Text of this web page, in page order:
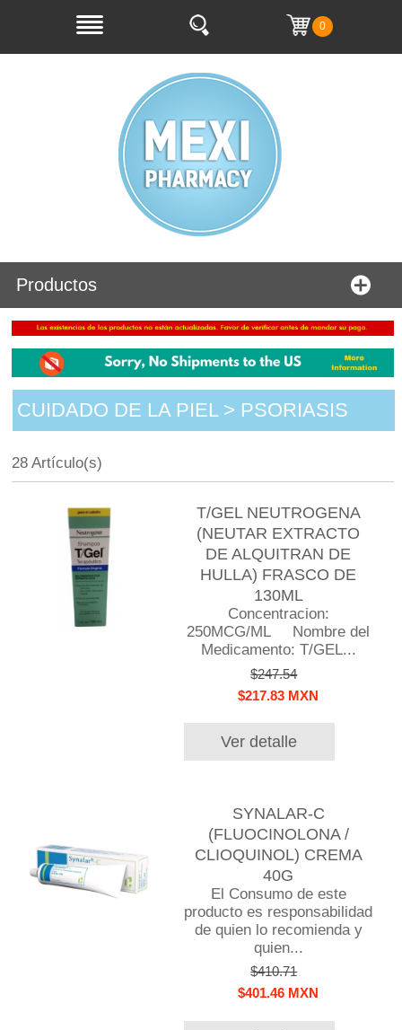
0
Productos
CUIDADO DE LA PIEL > PSORIASIS
28 Artículo(s)
T/GEL NEUTROGENA
(NEUTAR EXTRACTO
DE ALQUITRAN DE
HULLA) FRASCO DE
130ML
Concentracion:
250MCG/ML Nombre del
Medicamento: T/GEL...
$247.54
$217.83 MXN
Ver detalle
SYNALAR-C
(FLUOCINOLONA /
CLIOQUINOL) CREMA
40G
El Consumo de este
producto es responsabilidad
de quien lo recomienda y
quien...
$410.71
$401.46 MXN